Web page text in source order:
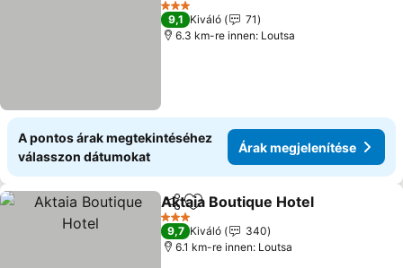
3 Kategória
9,1 Kiváló
71
6.3 km-re innen: Loutsa
A pontos árak megtekintéséhez
válasszon dátumokat
Árak megjelenítése
Megosztás
Hozzáadás a kedvencekhez
Aktaia Boutique Hotel
3 Kategória
9,7 Kiváló
340
6.1 km-re innen: Loutsa